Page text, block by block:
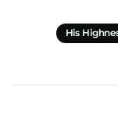
His